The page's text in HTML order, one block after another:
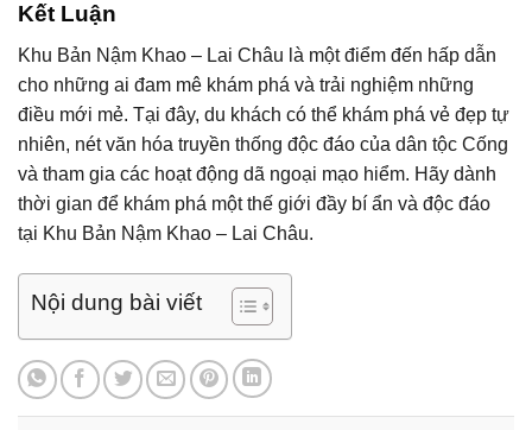
Kết Luận
Khu Bản Nậm Khao – Lai Châu là một điểm đến hấp dẫn
cho những ai đam mê khám phá và trải nghiệm những
điều mới mẻ. Tại đây, du khách có thể khám phá vẻ đẹp tự
nhiên, nét văn hóa truyền thống độc đáo của dân tộc Cống
và tham gia các hoạt động dã ngoại mạo hiểm. Hãy dành
thời gian để khám phá một thế giới đầy bí ẩn và độc đáo
tại Khu Bản Nậm Khao – Lai Châu.
Nội dung bài viết